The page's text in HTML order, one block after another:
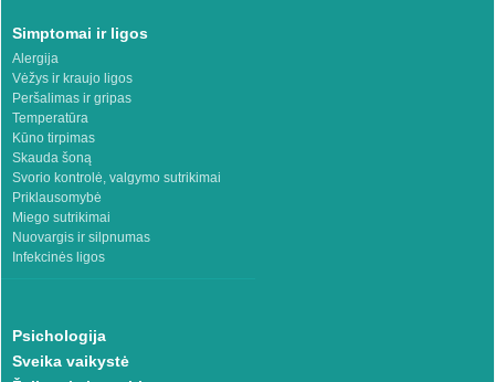
Simptomai ir ligos
Alergija
Vėžys ir kraujo ligos
Peršalimas ir gripas
Temperatūra
Kūno tirpimas
Skauda šoną
Svorio kontrolė, valgymo sutrikimai
Priklausomybė
Miego sutrikimai
Nuovargis ir silpnumas
Infekcinės ligos
Psichologija
Sveika vaikystė